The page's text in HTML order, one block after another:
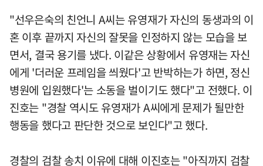
"선우은숙의 친언니 A씨는 유영재가 자신의 동생과의 이
혼 이후 끝까지 자신의 잘못을 인정하지 않는 모습을 보
면서, 결국 용기를 냈다. 이같은 상황에서 유영재는 자신
에게 '더러운 프레임을 씌웠다'고 반박하는가 하면, 정신
병원에 입원했다'는 소동을 벌이기도 했다"고 전했다. 이
진호는 "경찰 역시도 유영재가 A씨에게 문제가 될만한
행동을 했다고 판단한 것으로 보인다"고 했다.
경찰의 검찰 송치 이유에 대해 이진호는 "아직까지 검찰